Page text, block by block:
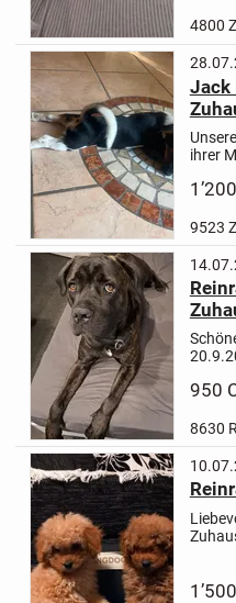
4800
Jack
ihrer
9523
einen
950
8630